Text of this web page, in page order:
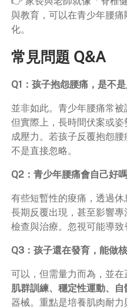
與教育，可以在青少年腰
化。
常見問題 Q&A
Q1：孩子抱怨腰痛，是不
並非如此。青少年腰痛常被
但實際上，長時間伏案或
成壓力。若孩子反覆抱怨
不是直接忽略。
Q2：青少年腰痛會自己好
有些短暫性的痠痛，透過
長期反覆出現，甚至影響
檢查與治療。忽視可能導致
Q3：孩子還在發育，能做
可以，但需量力而為，並
肌群訓練、穩定性運動、自
器械。重點是培養肌肉耐